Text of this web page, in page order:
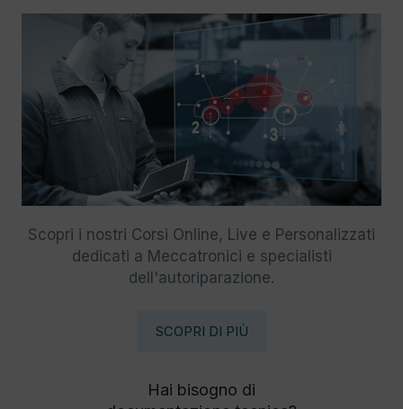
Scopri i nostri Corsi Online, Live e Personalizzati
dedicati a Meccatronici e specialisti
dell'autoriparazione.
SCOPRI DI PIÙ
Hai bisogno di